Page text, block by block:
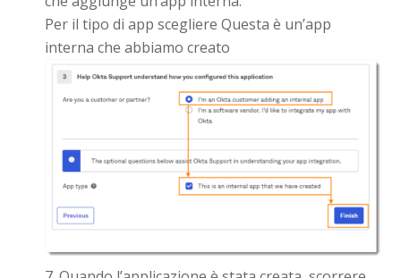
Per il tipo di app scegliere Questa è un’app
interna che abbiamo creato